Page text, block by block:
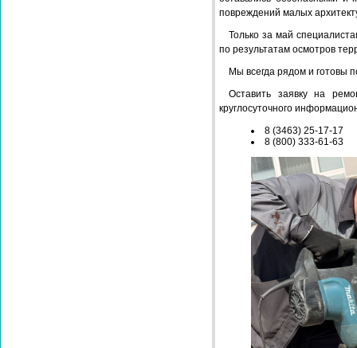
повреждений малых
Только за май
по результатам осмотров
Мы всегда рядом и готовы
Оставить заявку на
круглосуточного
8 (3463) 25-17-17
8 (800) 333-61-63